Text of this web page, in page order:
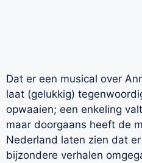
Dat er een musical over
laat (gelukkig)
opwaaien; een enkeling
maar doorgaans heeft de
Nederland laten zien dat
bijzondere verhalen